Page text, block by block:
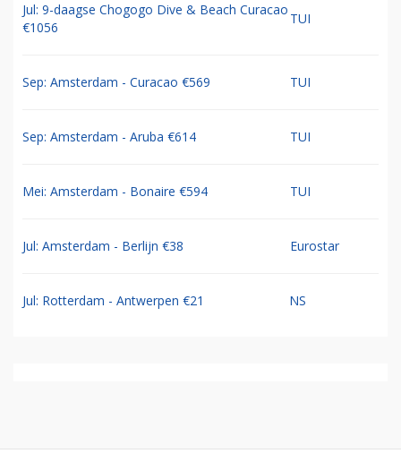
Jul: 9-daagse Chogogo Dive & Beach Curacao
€1056
TUI
Sep: Amsterdam - Curacao €569 TUI
Sep: Amsterdam - Aruba €614 TUI
Mei: Amsterdam - Bonaire €594 TUI
Jul: Amsterdam - Berlijn €38 Eurostar
Jul: Rotterdam - Antwerpen €21 NS